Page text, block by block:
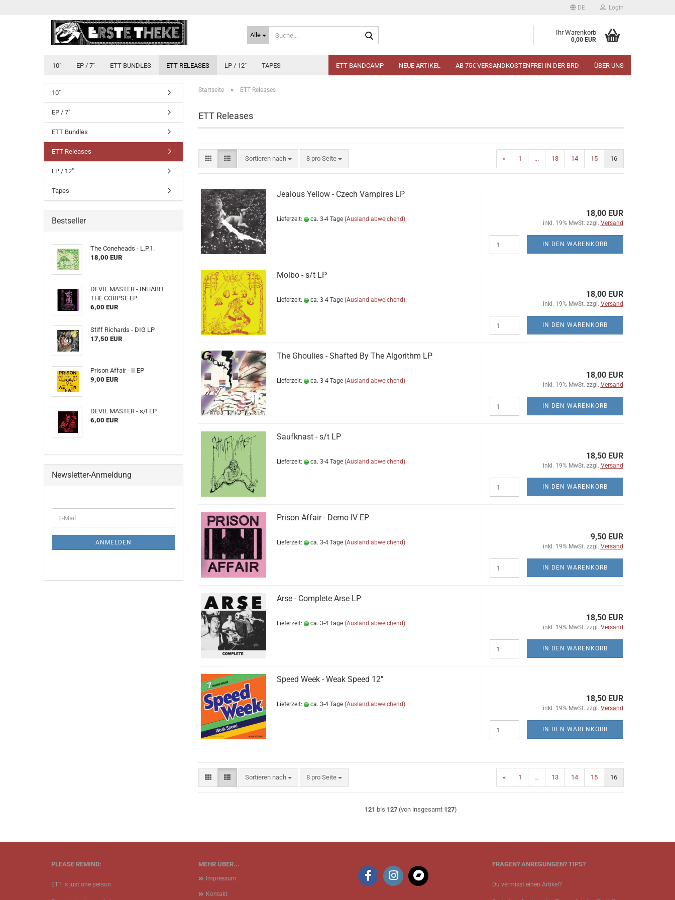
DE Login
Alle Ihr Warenkorb
0,00 EUR
10" EP / 7" ETT BUNDLES ETT RELEASES LP / 12" TAPES ETT BANDCAMP NEUE ARTIKEL AB 75€ VERSANDKOSTENFREI IN DER BRD ÜBER UNS
Startseite » ETT Releases
ETT Releases
Sortieren nach
Sortieren nach 8 pro Seite
pro Seite « 1 ... 13 14 15 16
Jealous Yellow - Czech Vampires LP
Lieferzeit: ca. 3-4 Tage (Ausland abweichend)
18,00 EUR
inkl. 19% MwSt. zzgl. Versand
IN DEN WARENKORB
Molbo - s​/​t LP
Lieferzeit: ca. 3-4 Tage (Ausland abweichend)
18,00 EUR
inkl. 19% MwSt. zzgl. Versand
IN DEN WARENKORB
The Ghoulies - Shafted By The Algorithm LP
Lieferzeit: ca. 3-4 Tage (Ausland abweichend)
18,00 EUR
inkl. 19% MwSt. zzgl. Versand
IN DEN WARENKORB
Saufknast - s/t LP
Lieferzeit: ca. 3-4 Tage (Ausland abweichend)
18,50 EUR
inkl. 19% MwSt. zzgl. Versand
IN DEN WARENKORB
Prison Affair - Demo IV EP
Lieferzeit: ca. 3-4 Tage (Ausland abweichend)
9,50 EUR
inkl. 19% MwSt. zzgl. Versand
IN DEN WARENKORB
Arse - Complete Arse LP
Lieferzeit: ca. 3-4 Tage (Ausland abweichend)
18,50 EUR
inkl. 19% MwSt. zzgl. Versand
IN DEN WARENKORB
Speed Week - Weak Speed 12"
Lieferzeit: ca. 3-4 Tage (Ausland abweichend)
18,50 EUR
inkl. 19% MwSt. zzgl. Versand
IN DEN WARENKORB
Sortieren nach
Sortieren nach 8 pro Seite
pro Seite « 1 ... 13 14 15 16
121 bis 127 (von insgesamt 127)
10"
EP / 7"
ETT Bundles
ETT Releases
LP / 12"
Tapes
Bestseller
The Coneheads - L​.​P​.​1.
18,00 EUR
DEVIL MASTER - INHABIT
THE CORPSE EP
6,00 EUR
Stiff Richards - DIG LP
17,50 EUR
Prison Affair - II EP
9,00 EUR
DEVIL MASTER - s​/​t EP
6,00 EUR
Newsletter-Anmeldung
ZUR
E-
Mail
ANMELDEN
MEHR ÜBER...
Impressum
Kontakt
FRAGEN? ANREGUNGEN? TIPS?
Du vermisst einen Artikel?
PLEASE REMIND:
ETT is just one person.